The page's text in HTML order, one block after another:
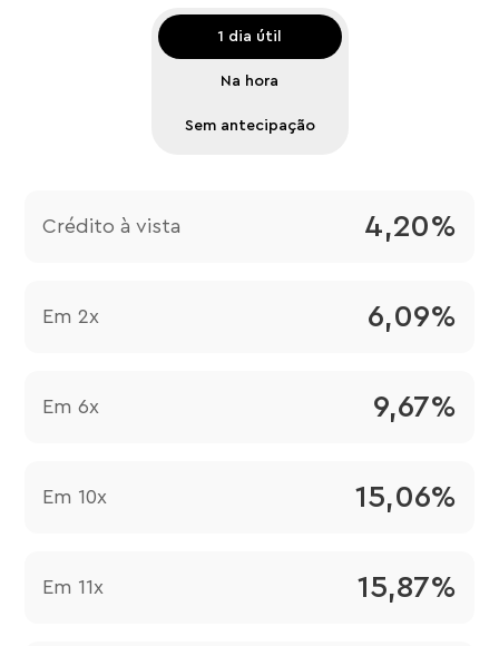
1 dia útil
Na hora
Sem antecipação
Crédito à vista 4,20%
Em 2x 6,09%
Em 6x 9,67%
Em 10x 15,06%
Em 11x 15,87%